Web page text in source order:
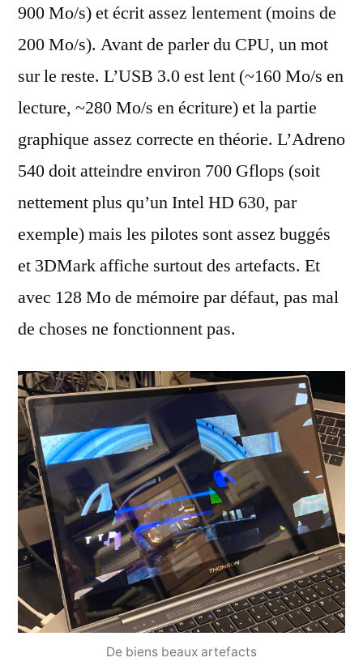
900 Mo/s) et écrit assez lentement (moins de
200 Mo/s). Avant de parler du CPU, un mot
sur le reste. L’USB 3.0 est lent (~160 Mo/s en
lecture, ~280 Mo/s en écriture) et la partie
graphique assez correcte en théorie. L’Adreno
540 doit atteindre environ 700 Gflops (soit
nettement plus qu’un Intel HD 630, par
exemple) mais les pilotes sont assez buggés
et 3DMark affiche surtout des artefacts. Et
avec 128 Mo de mémoire par défaut, pas mal
de choses ne fonctionnent pas.
De biens beaux artefacts